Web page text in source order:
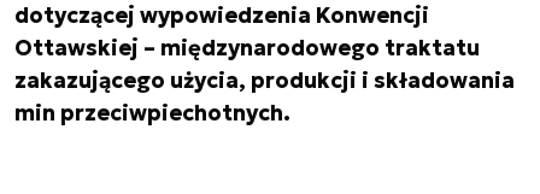
dotyczącej wypowiedzenia Konwencji
Ottawskiej – międzynarodowego traktatu
zakazującego użycia, produkcji i składowania
min przeciwpiechotnych.